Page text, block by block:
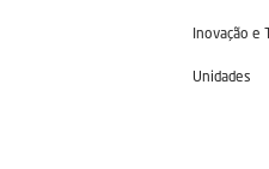
Inovação e
Unidades